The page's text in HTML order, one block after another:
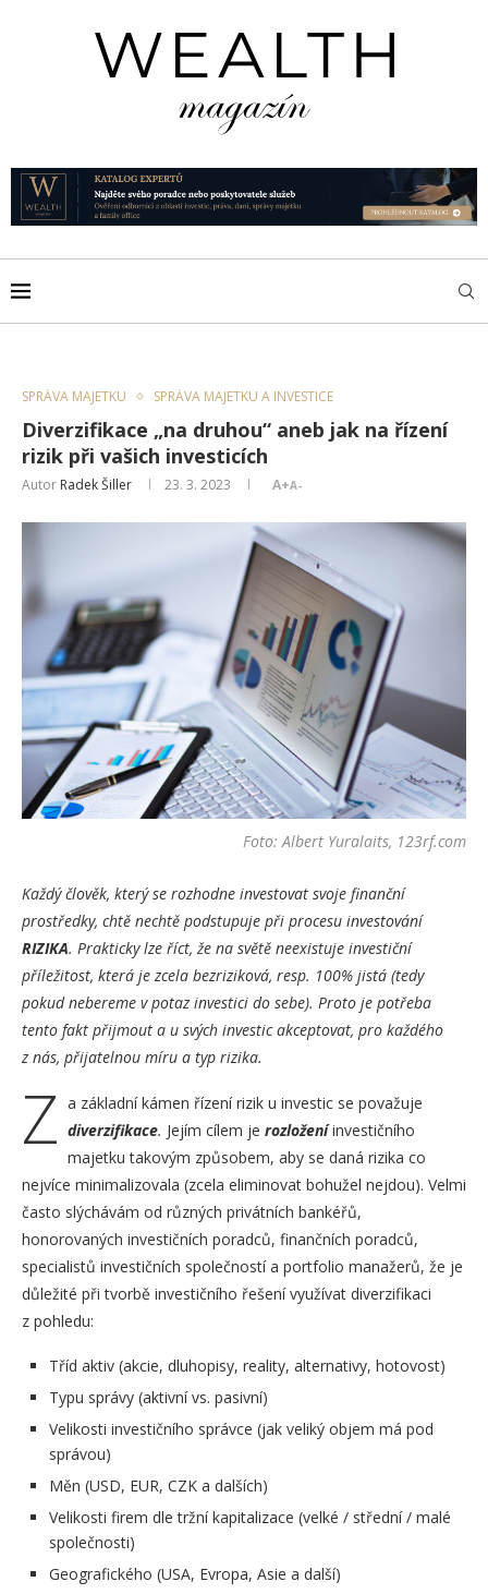
SPRÁVA MAJETKU SPRÁVA MAJETKU A INVESTICE
Diverzifikace „na druhou“ aneb jak na řízení
rizik při vašich investicích
Autor Radek Šiller 23. 3. 2023 A+A-
Foto: Albert Yuralaits, 123rf.com
Každý člověk, který se rozhodne investovat svoje finanční
prostředky, chtě nechtě podstupuje při procesu investování
RIZIKA. Prakticky lze říct, že na světě neexistuje investiční
příležitost, která je zcela bezriziková, resp. 100% jistá (tedy
pokud nebereme v potaz investici do sebe). Proto je potřeba
tento fakt přijmout a u svých investic akceptovat, pro každého
z nás, přijatelnou míru a typ rizika.
Z a základní kámen řízení rizik u investic se považuje
diverzifikace. Jejím cílem je rozloženíinvestičního
majetku takovým způsobem, aby se daná rizika co
nejvíce minimalizovala (zcela eliminovat bohužel nejdou). Velmi
často slýchávám od různých privátních bankéřů,
honorovaných investičních poradců, finančních poradců,
specialistů investičních společností a portfolio manažerů, že je
důležité při tvorbě investičního řešení využívat diverzifikaci
z pohledu:
Tříd aktiv (akcie, dluhopisy, reality, alternativy, hotovost)
Typu správy (aktivní vs. pasivní)
Velikosti investičního správce (jak veliký objem má pod
správou)
Měn (USD, EUR, CZK a dalších)
Velikosti firem dle tržní kapitalizace (velké / střední / malé
společnosti)
Geografického (USA, Evropa, Asie a další)